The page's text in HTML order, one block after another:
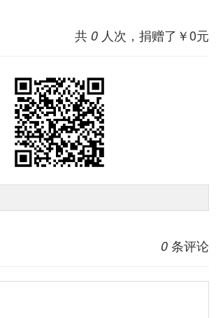
共 0 人次，捐赠了￥0元
0 条评论